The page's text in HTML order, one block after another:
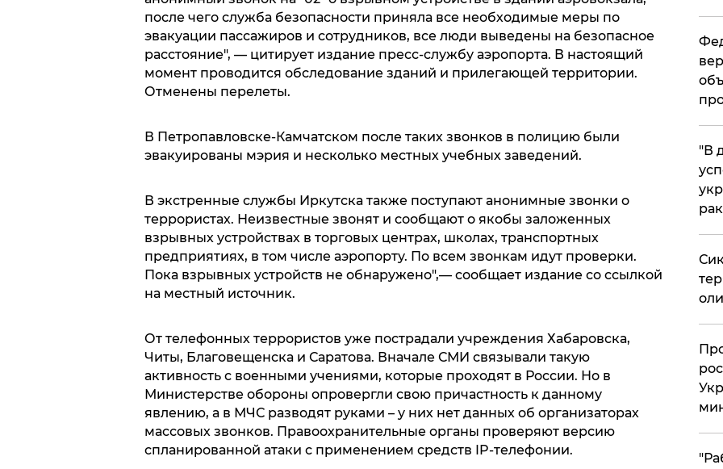
после чего служба безопасности приняла все необходимые меры по
эвакуации пассажиров и сотрудников, все люди выведены на безопасное
расстояние", — цитирует издание пресс-службу аэропорта. В настоящий
момент проводится обследование зданий и прилегающей территории.
Отменены перелеты.
В Петропавловске-Камчатском после таких звонков в полицию были
эвакуированы мэрия и несколько местных учебных заведений.
В экстренные службы Иркутска также поступают анонимные звонки о
террористах. Неизвестные звонят и сообщают о якобы заложенных
взрывных устройствах в торговых центрах, школах, транспортных
предприятиях, в том числе аэропорту. По всем звонкам идут проверки.
Пока взрывных устройств не обнаружено",— сообщает издание со ссылкой
на местный источник.
От телефонных террористов уже пострадали учреждения Хабаровска,
Читы, Благовещенска и Саратова. Вначале СМИ связывали такую
активность с военными учениями, которые проходят в России. Но в
Министерстве обороны опровергли свою причастность к данному
явлению, а в МЧС разводят руками – у них нет данных об организаторах
массовых звонков. Правоохранительные органы проверяют версию
спланированной атаки с применением средств IP-телефонии.
​"В